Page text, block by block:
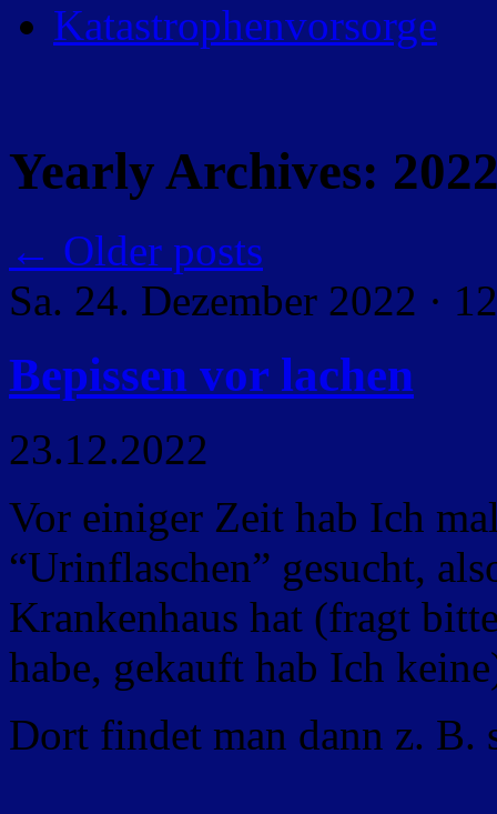
Katastrophenvorsorge
Yearly Archives:
← Older posts
Sa. 24. Dezember 2022 ·
Bepissen vor lachen
23.12.2022
Vor einiger Zeit hab Ich
“Urinflaschen” gesucht,
Krankenhaus hat (fragt
habe, gekauft hab Ich
Dort findet man dann z. B.